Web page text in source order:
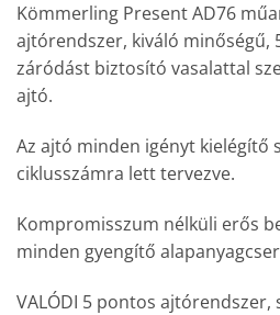
Kömmerling Present AD76
ajtórendszer, kiváló minőségű,
záródást biztosító vasalattal
ajtó.
Az ajtó minden igényt kielégítő
ciklusszámra lett tervezve.
Kompromisszum nélküli erős
minden gyengítő
VALÓDI 5 pontos ajtórendszer,